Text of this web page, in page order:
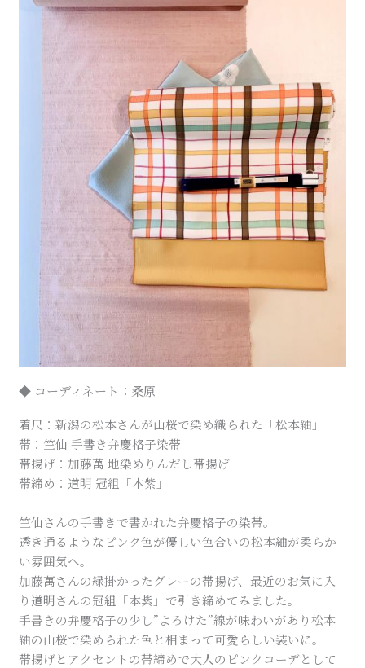
◆ コーディネート：桑原
着尺：新潟の松本さんが山桜で染め織られた「松本紬」
帯：竺仙 手書き弁慶格子染帯
帯揚げ：加藤萬 地染めりんだし帯揚げ
帯締め：道明 冠組「本紫」
竺仙さんの手書きで書かれた弁慶格子の染帯。
透き通るようなピンク色が優しい色合いの松本紬が柔らか
い雰囲気へ。
加藤萬さんの緑掛かったグレーの帯揚げ、最近のお気に入
り道明さんの冠組「本紫」で引き締めてみました。
手書きの弁慶格子の少し”よろけた”線が味わいがあり松本
紬の山桜で染められた色と相まって可愛らしい装いに。
帯揚げとアクセントの帯締めで大人のピンクコーデとして